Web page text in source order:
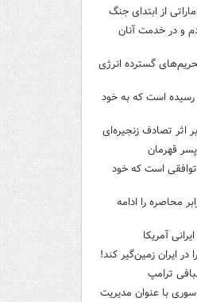
و در خدمت آنان
گسترده انرژی
رسیده است که به خود
قهرمان
است که خود
محاصره را ادامه
آمریکا
در ایران زمین‌گیر کند!
ترامپ
با عنوان مدیریت